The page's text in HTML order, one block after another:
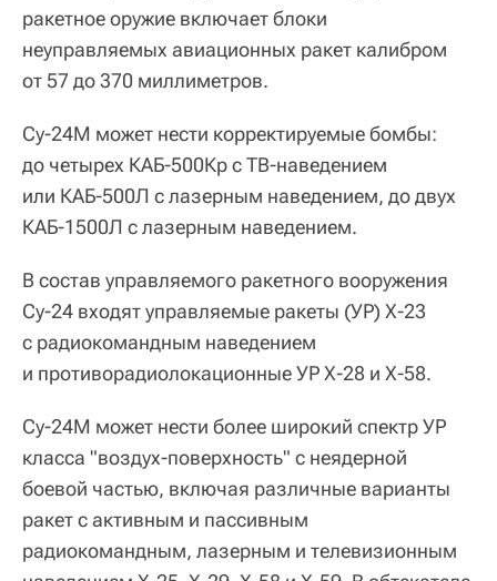
ракетное оружие включает блоки
неуправляемых авиационных ракет калибром
от 57 до 370 миллиметров.
Су-24М может нести корректируемые бомбы:
до четырех КАБ-500Кр с ТВ-наведением
или КАБ-500Л с лазерным наведением, до двух
КАБ-1500Л с лазерным наведением.
В состав управляемого ракетного вооружения
Су-24 входят управляемые ракеты (УР) Х-23
с радиокомандным наведением
и противорадиолокационные УР Х-28 и Х-58.
Су-24М может нести более широкий спектр УР
класса "воздух-поверхность" с неядерной
боевой частью, включая различные варианты
ракет с активным и пассивным
радиокомандным, лазерным и телевизионным